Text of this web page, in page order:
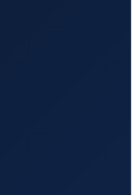
Maranatu Airport?
Aerofumigaciones Maranatu